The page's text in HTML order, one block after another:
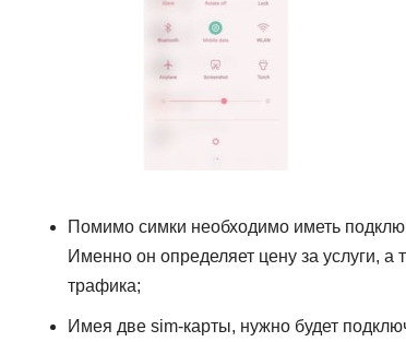
Помимо симки необходимо иметь
Именно он определяет цену за услуги, а
трафика;
Имея две sim-карты, нужно будет